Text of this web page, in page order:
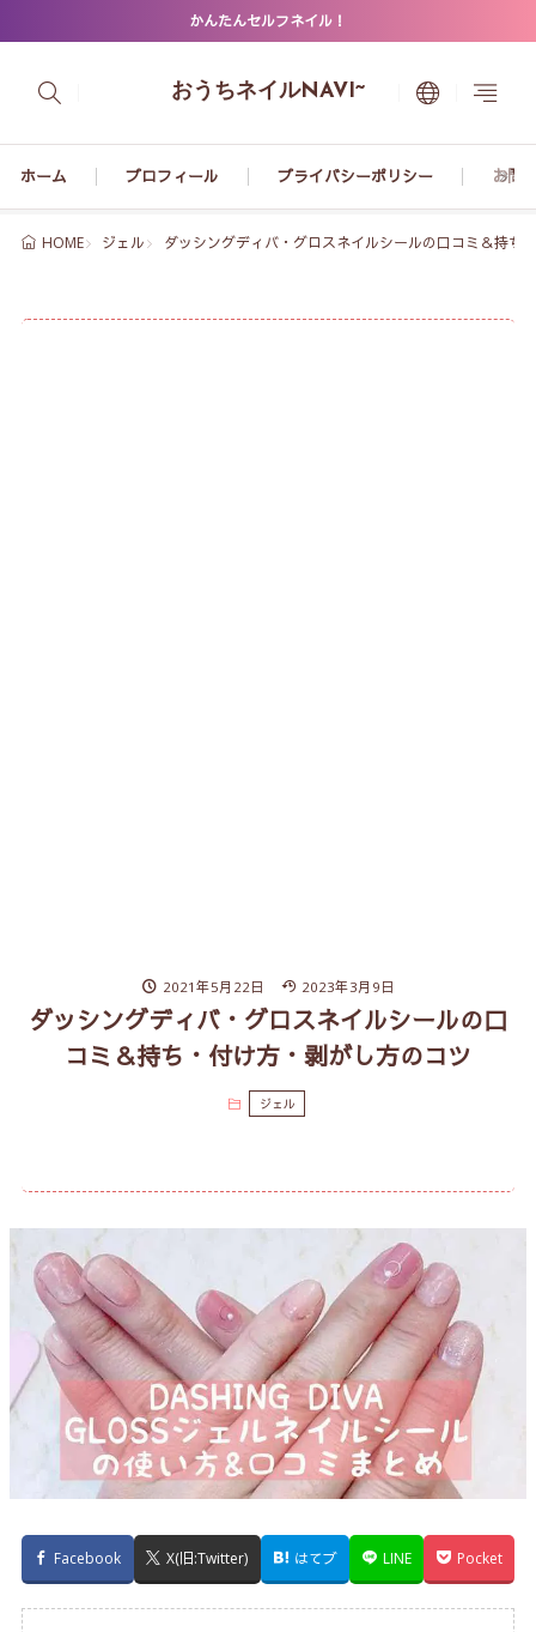
かんたんセルフネイル！
おうちネイルNAVI~
ホーム プロフィール プライバシーポリシー お問
HOME ジェル ダッシングディバ・グロスネイルシールの口コミ＆持ち
2021年5月22日 2023年3月9日
ダッシングディバ・グロスネイルシールの口
コミ＆持ち・付け方・剥がし方のコツ
ジェル
Facebook X(旧:Twitter) はてブ LINE Pocket